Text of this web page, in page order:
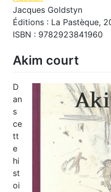
Jacques Goldstyn
Éditions : La Pastèque,
ISBN : 9782923841960
Akim court
D
an
s
ce
tt
e
hi
st
oi